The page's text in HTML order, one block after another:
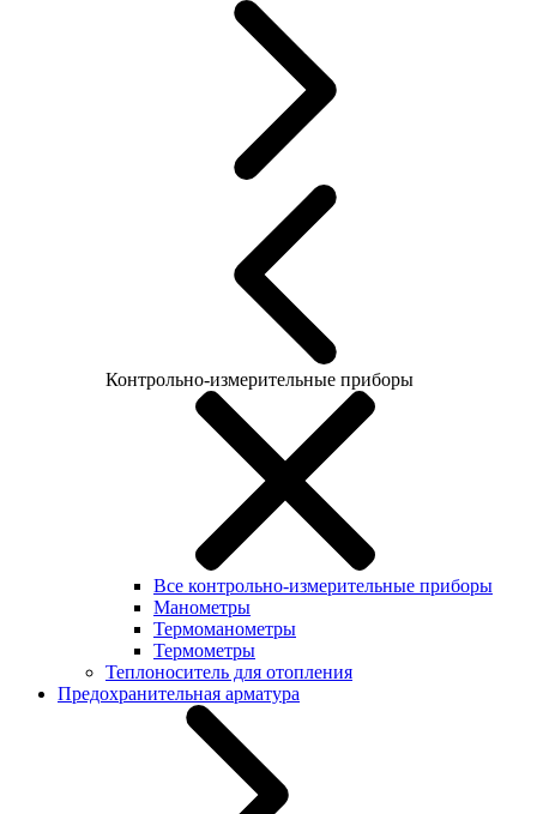
Контрольно-измерительные приборы
Все контрольно-измерительные приборы
Манометры
Термоманометры
Термометры
Теплоноситель для отопления
Предохранительная арматура